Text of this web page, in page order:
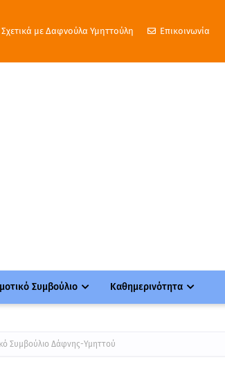
Σχετικά με Δαφνούλα Υμηττούλη Επικοινωνία
Συμβούλιο Καθημερινότητα
Συμβούλιο Δάφνης-Υμηττού